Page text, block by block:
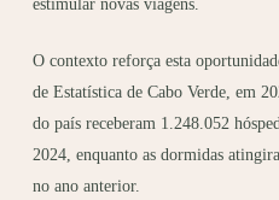
estimular novas viagens.
O contexto reforça esta
de Estatística de Cabo Verde, em
do país receberam 1.248.052
2024, enquanto as dormidas
no ano anterior.